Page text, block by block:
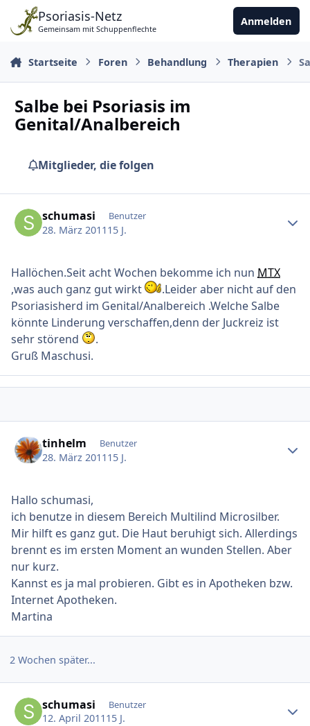
Zu Inhalt springen
Psoriasis-Netz
Gemeinsam mit Schuppenflechte
Anmelden
Startseite Foren Behandlung Therapien
Salbe bei Psoriasis im
Genital/Analbereich
Mitglieder, die folgen
schumasi Benutzer
28. März 2011 15 J.
Hallöchen.Seit acht Wochen bekomme ich nun MTX
,was auch ganz gut wirkt
.Leider aber nicht auf den
Psoriasisherd im Genital/Analbereich .Welche Salbe
könnte Linderung verschaffen,denn der Juckreiz ist
sehr störend
.
Gruß Maschusi.
tinhelm Benutzer
28. März 2011 15 J.
Hallo schumasi,
ich benutze in diesem Bereich Multilind Microsilber.
Mir hilft es ganz gut. Die Haut beruhigt sich. Allerdings
brennt es im ersten Moment an wunden Stellen. Aber
nur kurz.
Kannst es ja mal probieren. Gibt es in Apotheken bzw.
Internet Apotheken.
Martina
2 Wochen später...
schumasi Benutzer
12. April 2011 15 J.